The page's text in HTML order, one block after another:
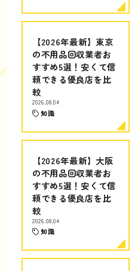
【2026年最新】東京
の不用品回収業者お
すすめ5選！安くて信
頼できる優良店を比
較
2026.08.04
知識
【2026年最新】大阪
の不用品回収業者お
すすめ5選！安くて信
頼できる優良店を比
較
2026.08.04
知識